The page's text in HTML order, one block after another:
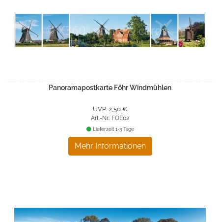
Panoramapostkarte Föhr Windmühlen
UVP: 2,50 €
Art.-Nr.: FOE02
Mehr Informationen
Lieferzeit 1-3 Tage